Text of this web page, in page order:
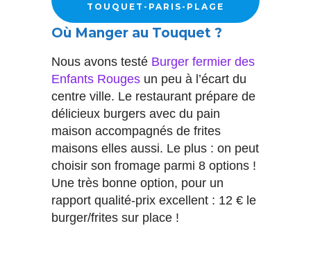
TOUQUET-PARIS-PLAGE
Où Manger au Touquet ?
Nous avons testé Burger fermier des
Enfants Rouges un peu à l’écart du
centre ville. Le restaurant prépare de
délicieux burgers avec du pain
maison accompagnés de frites
maisons elles aussi. Le plus : on peut
choisir son fromage parmi 8 options !
Une très bonne option, pour un
rapport qualité-prix excellent : 12 € le
burger/frites sur place !